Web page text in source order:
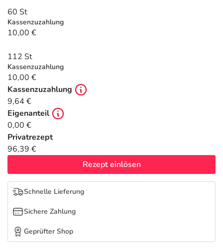
Tierapotheke
Vitamine & Mineralstoffe
Marken
Salus Deals
60 St
Kassenzuzahlung
10,00 €
112 St
Kassenzuzahlung
10,00 €
Kassenzuzahlung
9,64 €
Eigenanteil
0,00 €
Privatrezept
96,39 €
Rezept einlösen
Schnelle Lieferung
Sichere Zahlung
Geprüfter Shop